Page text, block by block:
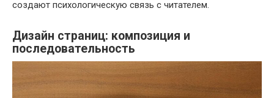
создают психологическую связь с читателем.
Дизайн страниц: композиция и
последовательность